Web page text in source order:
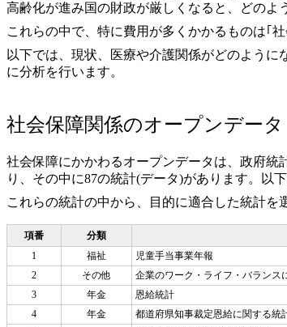
高齢化が進み国の財政が厳しくなると、どのよ
これらの中で、特に費用が多くかかるものは｢
以下では、現状、医療や介護関係がどのよう
に分析を行います。
社会保障関係のオープンデータ
社会保障にかかわるオープンデータは、政府統
り、その中に87の統計(データ)があります。以
これらの統計の中から、目的に適合した統計を
項番 分類
1
福祉 児童手当事業年報
2
その他 企業のワーク・ライフ・バランス
3
年金 恩給統計
4
年金 都道府県知事裁定恩給に関する統